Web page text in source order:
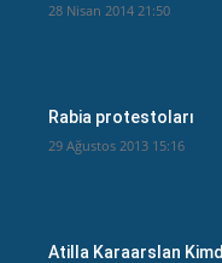
28 Nisan 2014 21:50
Rabia protestoları
29 Ağustos 2013 15:16
Atilla Karaarslan